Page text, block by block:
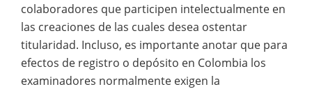
colaboradores que participen intelectualmente en
las creaciones de las cuales desea ostentar
titularidad. Incluso, es importante anotar que para
efectos de registro o depósito en Colombia los
examinadores normalmente exigen la